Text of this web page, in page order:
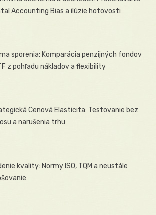
Accounting Bias a ilúzie hotovosti
sporenia: Komparácia penzijných fondov
z pohľadu nákladov a flexibility
Cenová Elasticita: Testovanie bez
a narušenia trhu
kvality: Normy ISO, TQM a neustále